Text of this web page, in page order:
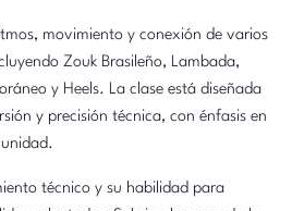
movimiento y conexión de varios
Zouk Brasileño, Lambada,
y Heels. La clase está diseñada
y precisión técnica, con énfasis en
técnico y su habilidad para